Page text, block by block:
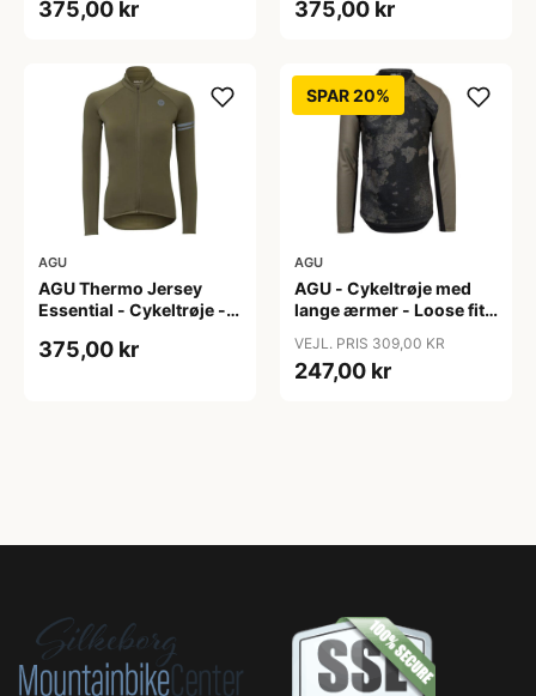
S
375,00 kr
XL
375,00 kr
AGU
AGU Thermo Jersey
Essential - Cykeltrøje -
XXL
375,00 kr
SPAR 20%
AGU
AGU - Cykeltrøje med
lange ærmer - Loose fit -
VEJL. PRIS 309,00 KR
247,00 kr